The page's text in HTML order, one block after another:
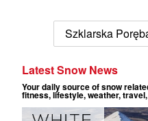
Szklarska